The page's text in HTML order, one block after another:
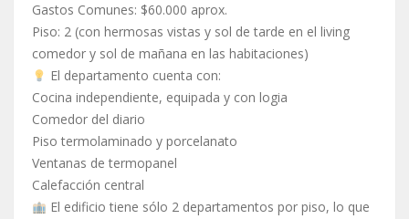
Gastos Comunes: $60.000 aprox.
Piso: 2 (con hermosas vistas y sol de tarde en el living
comedor y sol de mañana en las habitaciones)
El departamento cuenta con:
Cocina independiente, equipada y con logia
Comedor del diario
Piso termolaminado y porcelanato
Ventanas de termopanel
Calefacción central
El edificio tiene sólo 2 departamentos por piso, lo que